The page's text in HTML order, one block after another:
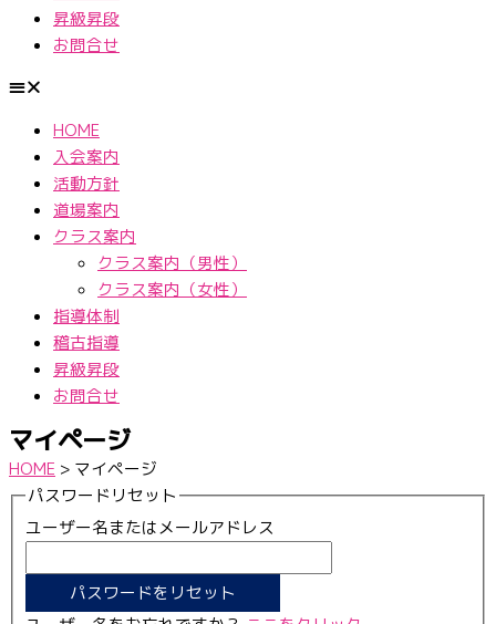
昇級昇段
お問合せ
HOME
入会案内
活動方針
道場案内
クラス案内
クラス案内（男性）
クラス案内（女性）
指導体制
稽古指導
昇級昇段
お問合せ
マイページ
HOME > マイページ
パスワードリセット
ユーザー名またはメールアドレス